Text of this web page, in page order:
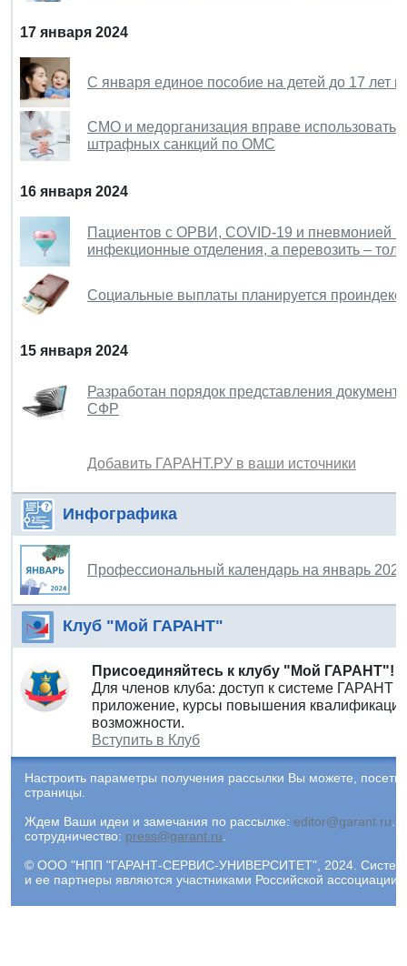
17 января 2024
С января единое пособие на детей до 17 лет
СМО и медорганизация вправе использовать
штрафных санкций по ОМС
16 января 2024
Пациентов с ОРВИ, CОVID-19 и пневмонией
инфекционные отделения, а перевозить –
Социальные выплаты планируется
15 января 2024
Разработан порядок представления
СФР
Добавить ГАРАНТ.РУ в ваши источники
Инфографика
Профессиональный календарь на январь
Клуб "Мой ГАРАНТ"
Присоединяйтесь к клубу "Мой ГАРАНТ"!
Для членов клуба: доступ к системе ГАРАНТ
приложение, курсы повышения
возможности.
Вступить в Клуб
Настроить параметры получения рассылки Вы можете,
страницы.
Ждем Ваши идеи и замечания по рассылке: editor@garant.ru
сотрудничество: press@garant.ru
© ООО "НПП "ГАРАНТ-СЕРВИС-УНИВЕРСИТЕТ", 2024. Система
и ее партнеры являются участниками Российской